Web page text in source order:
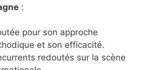
:
pour son approche
et son efficacité.
redoutés sur la scène